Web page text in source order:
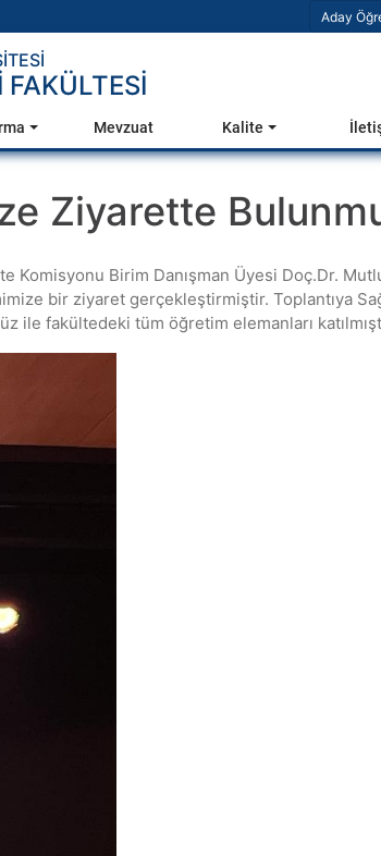
Aday
FAKÜLTESİ
Mevzuat Kalite
Ziyarette
Komisyonu Birim Danışman Üyesi Doç.Dr.
bir ziyaret gerçekleştirmiştir. Toplantıya
ile fakültedeki tüm öğretim elemanları